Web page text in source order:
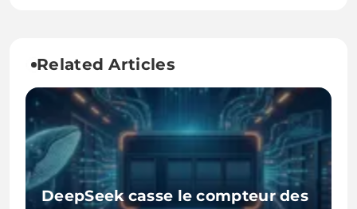
Related Articles
DeepSeek casse le compteur des